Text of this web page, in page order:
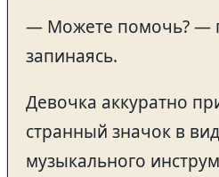
— Можете помочь? —
запинаясь.
Девочка аккуратно
странный значок в
музыкального